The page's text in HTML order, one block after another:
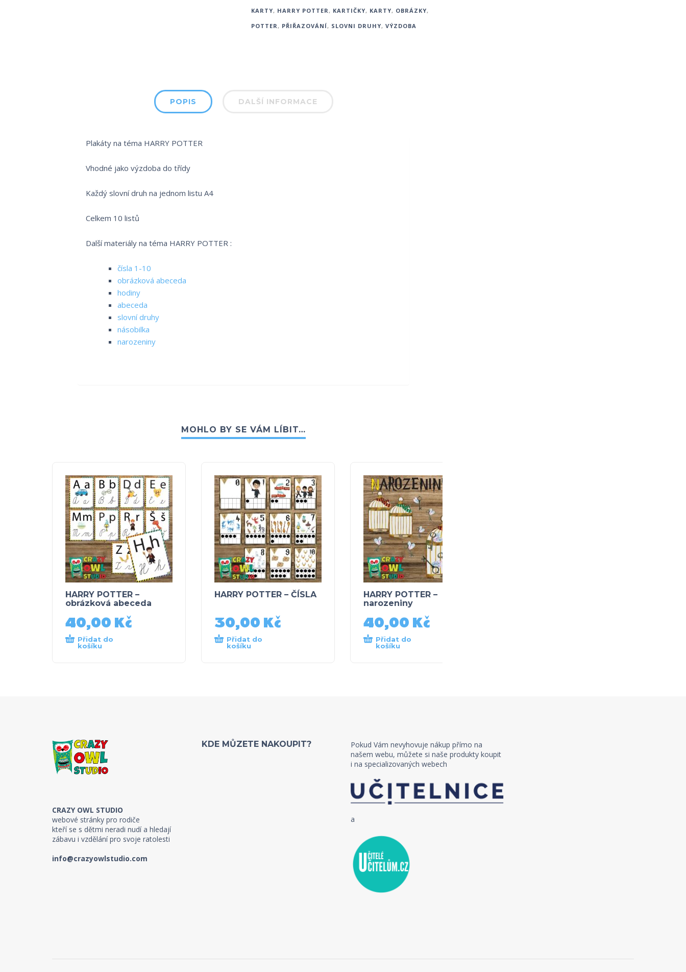
KARTY, HARRY POTTER , KARTIČKY, KARTY, OBRÁZKY,
POTTER , PŘIŘAZOVÁNÍ, SLOVNI DRUHY, VÝZDOBA
POPIS DALŠÍ INFORMACE
Plakáty na téma HARRY POTTER
Vhodné jako výzdoba do třídy
Každý slovní druh na jednom listu A4
Celkem 10 listů
Další materiály na téma HARRY POTTER :
čísla 1-10
obrázková abeceda
hodiny
abeceda
slovní druhy
násobilka
narozeniny
MOHLO BY SE VÁM LÍBIT…
HARRY POTTER –
obrázková abeceda
40,00 Kč
Přidat do
košíku
HARRY POTTER – ČÍSLA
30,00 Kč
Přidat do
košíku
HARRY POTTER –
narozeniny
40,00 Kč
Přidat do
košíku
CRAZY OWL STUDIO
webové stránky pro rodiče
kteří se s dětmi neradi nudí a hledají
zábavu i vzdělání pro svoje ratolesti
info@crazyowlstudio.com
KDE MŮZETE NAKOUPIT?
Pokud Vám nevyhovuje nákup přímo na
našem webu, můžete si naše produkty koupit
i na specializovaných webech
a